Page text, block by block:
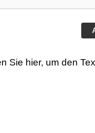
Sie hier, um den